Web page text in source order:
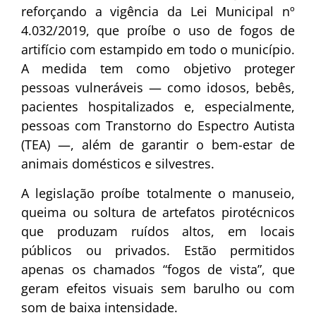
reforçando a vigência da Lei Municipal nº
4.032/2019, que proíbe o uso de fogos de
artifício com estampido em todo o município.
A medida tem como objetivo proteger
pessoas vulneráveis — como idosos, bebês,
pacientes hospitalizados e, especialmente,
pessoas com Transtorno do Espectro Autista
(TEA) —, além de garantir o bem-estar de
animais domésticos e silvestres.
A legislação proíbe totalmente o manuseio,
queima ou soltura de artefatos pirotécnicos
que produzam ruídos altos, em locais
públicos ou privados. Estão permitidos
apenas os chamados “fogos de vista”, que
geram efeitos visuais sem barulho ou com
som de baixa intensidade.